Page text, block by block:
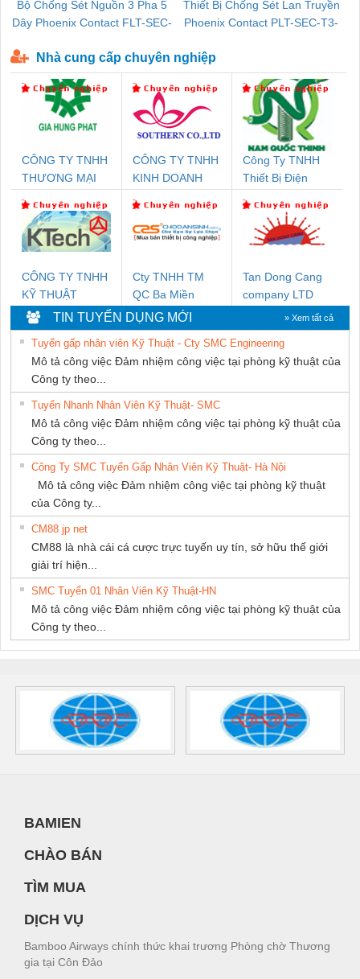
Bộ Chống Sét Nguồn 3 Pha 5
Dây Phoenix Contact FLT-SEC-
Thiết Bị Chống Sét Lan Truyền
Phoenix Contact PLT-SEC-T3-
Nhà cung cấp chuyên nghiệp
CÔNG TY TNHH
THƯƠNG MẠI
THUẬT ĐIỆN CƠ
GIA HƯNG PHÁT
CÔNG TY TNHH
KINH DOANH
PHƯƠNG NAM
Công Ty TNHH
Thiết Bị Điện
CÔNG TY TNHH
KỸ THUẬT
KTECH VIỆT
NAM
Cty TNHH TM
QC Ba Miền
Tan Dong Cang
company LTD
TIN TUYỂN DỤNG MỚI » Xem tất cả
Tuyển gấp nhân viên Kỹ Thuật - Cty SMC Engineering
Mô tả công việc Đảm nhiệm công việc tại phòng kỹ thuật của
Công ty theo...
Tuyển Nhanh Nhân Viên Kỹ Thuật- SMC
Mô tả công việc Đảm nhiệm công việc tại phòng kỹ thuật của
Công ty theo...
Công Ty SMC Tuyển Gấp Nhân Viên Kỹ Thuật- Hà Nội
Mô tả công việc Đảm nhiệm công việc tại phòng kỹ thuật
của Công ty...
CM88 jp net
CM88 là nhà cái cá cược trực tuyến uy tín, sở hữu thế giới
giải trí hiện...
SMC Tuyển 01 Nhân Viên Kỹ Thuật-HN
Mô tả công việc Đảm nhiệm công việc tại phòng kỹ thuật của
Công ty theo...
BAMIEN
CHÀO BÁN
TÌM MUA
DỊCH VỤ
Bamboo Airways chính thức khai trương Phòng chờ Thương
gia tại Côn Đảo